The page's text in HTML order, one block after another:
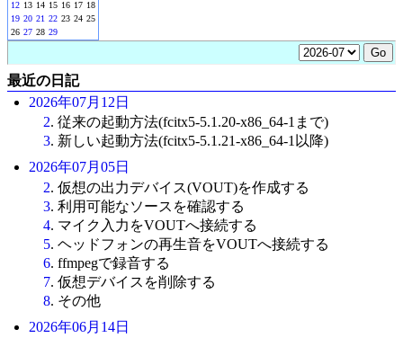
12 13 14 15 16 17 18
19 20 21 22 23 24 25
26 27 28 29
最近の日記
2026年07月12日
2. 従来の起動方法(fcitx5-5.1.20-x86_64-1まで)
3. 新しい起動方法(fcitx5-5.1.21-x86_64-1以降)
2026年07月05日
2. 仮想の出力デバイス(VOUT)を作成する
3. 利用可能なソースを確認する
4. マイク入力をVOUTへ接続する
5. ヘッドフォンの再生音をVOUTへ接続する
6. ffmpegで録音する
7. 仮想デバイスを削除する
8. その他
2026年06月14日